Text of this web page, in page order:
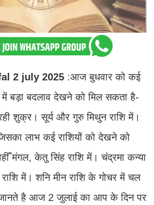
2 july 2025 :आज बुधवार को कई
में बड़ा बदलाव देखने को मिल सकता है-
शुक्र। सूर्य और गुरु मिथुन राशि में।
लाभ कई राशियों को देखने को
मंगल, केतु सिंह राशि में। चंद्रमा कन्या
में। शनि मीन राशि के गोचर में चल
है आज 2 जुलाई का आप के दिन पर